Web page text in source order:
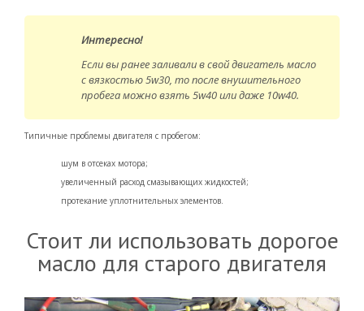
Интересно!
Если вы ранее заливали в свой двигатель масло
с вязкостью 5w30, то после внушительного
пробега можно взять 5w40 или даже 10w40.
Типичные проблемы двигателя с пробегом:
шум в отсеках мотора;
увеличенный расход смазывающих жидкостей;
протекание уплотнительных элементов.
Стоит ли использовать дорогое
масло для старого двигателя